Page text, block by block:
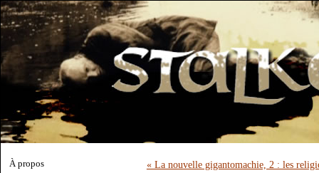
À propos
« La nouvelle gigantomachie, 2 : les